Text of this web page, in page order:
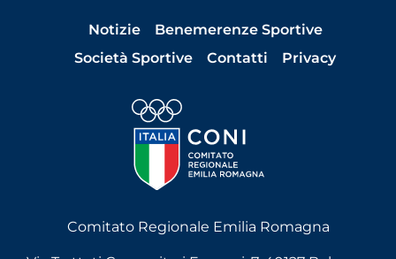
Notizie
Benemerenze Sportive
Società Sportive
Contatti Privacy
Comitato Regionale Emilia Romagna